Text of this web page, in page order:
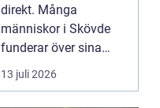
direkt. Många
människor i Skövde
funderar över sina
tänder, men skjuter
upp att gör...
13 juli 2026